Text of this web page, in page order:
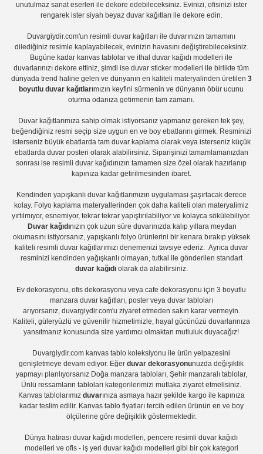
unutulmaz sanat eserleri ile dekore edebileceksiniz. Evinizi, ofisinizi ister
rengarek ister siyah beyaz duvar kağıtlarıile dekore edin.
Duvargiydir.com'unresimli duvar kağıtları ile duvarınızın tamamını
dilediğiniz resimle kaplayabilecek, evinizin havasını değiştirebileceksiniz.
Bugüne kadar kanvas tablo lar veithal duvar kağıdı modelleri ile
duvarlarınızı dekore ettiniz, şimdi iseduvar sticker modelleri ile birlikte tüm
dünyada trend haline gelen ve dünyanın en kaliteli materyalinden üretilen 3
boyutlu duvar kağıtlarımızın keyfini sürmenin ve dünyanın öbür ucunu
oturma odanıza getirmenin tam zamanı.
Duvar kağıtlarımıza sahip olmak istiyorsanız yapmanız gereken tek şey,
beğendiğiniz resmi seçip size uygun en ve boy ebatlarını girmek. Resminizi
isterseniz büyük ebatlarda tam duvar kaplamaolarak veya isterseniz küçük
ebatlarda duvar posteri olarak alabilirsiniz. Siparişinizi tamamlamanızdan
sonrası iseresimli duvar kağıdınızın tamamen size özel olarak hazırlanıp
kapınıza kadar getirilmesinden ibaret.
Kendinden yapışkanlı duvar kağıtlarımızın uygulamasışaşırtacak derece
kolay. Folyo kaplama materyallerinden çok daha kaliteli olanmateryalimiz
yırtılmıyor, esnemiyor, tekrar tekrar yapıştırılabiliyor ve kolayca sökülebiliyor.
Duvar kağıdınızın çok uzun süre duvarınızda kalıp yıllara meydan
okumasını istiyorsanız, yapışkanlı folyoürünlerini bir kenara bırakıp yüksek
kaliteli resimli duvar kağıtlarımızı denemenizi tavsiye ederiz. Ayrıca duvar
resminizi kendinden yağışkanlı olmayan, tutkal ile gönderilen standart
duvar kağıdıolarak da alabilirsiniz.
Ev dekorasyonu,ofis dekorasyonu veyacafe dekorasyonu için3 boyutlu
manzara duvar kağıtları, posterveya duvar tabloları
arıyorsanız, duvargiydir.com'u ziyaret etmeden sakın karar vermeyin.
Kaliteli, güleryüzlü ve güvenilir hizmetimizle, hayal gücünüzü duvarlarınıza
yansıtmanız konusunda size yardımcı olmaktan mutluluk duyacağız!
Duvargiydir.com kanvas tablo koleksiyonu ile ürün yelpazesini
genişletmeye devam ediyor. Eğerduvar dekorasyonunuzda değişiklik
yapmayı planlıyorsanız Doğa manzara tabloları, Şehir manzaralı tablolar,
Ünlü ressamların tabloları kategorilerimizi mutlaka ziyaret etmelisiniz.
Kanvas tablolarımız duvarınıza asmaya hazır şekilde kargo ile kapınıza
kadar teslim edilir. Kanvas tablo fiyatlarıtercih edilen ürünün en ve boy
ölçülerine göre değişiklik göstermektedir.
Dünya hatirası duvar kağıdı modelleri,pencere resimli duvar kağıdı
modelleri ve ofis - iş yeri duvar kağıdı modelleri gibi bir çok kategori